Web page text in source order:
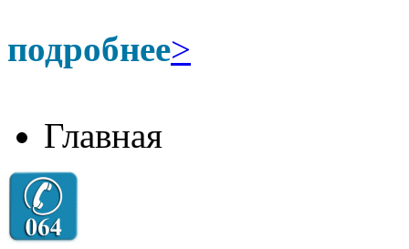
подробнее>
Главная